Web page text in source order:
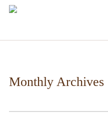
Monthly Archives